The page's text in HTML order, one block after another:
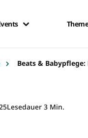
Beats &
Lesedauer 3 Min.